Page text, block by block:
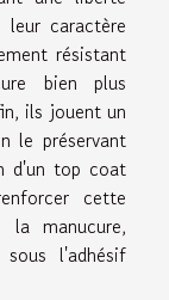
caractère
résistant
bien plus
ils jouent un
le préservant
d'un top coat
cette
manucure,
l'adhésif